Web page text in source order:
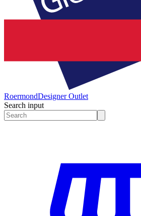
RoermondDesigner Outlet
Search input